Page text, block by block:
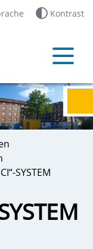
Kontrast
SYSTEM